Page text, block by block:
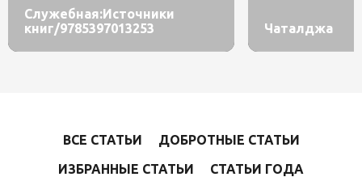
Служебная:Источники
книг/9785397013253
Чаталджа
ВСЕ СТАТЬИ
ДОБРОТНЫЕ СТАТЬИ
ИЗБРАННЫЕ СТАТЬИ
СТАТЬИ ГОДА